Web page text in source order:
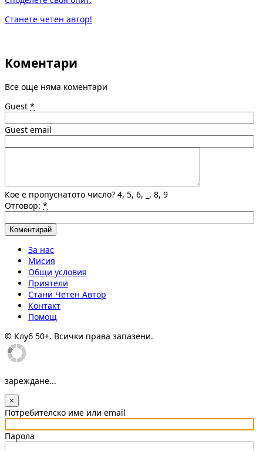
Станете четен автор!
Коментари
Все още няма коментари
Guest *
Guest email
Кое е пропуснатото число? 4, 5, 6, _, 8, 9
Отговор: *
За нас
Мисия
Общи условия
Приятели
Стани Четен Автор
Контакт
Помощ
© Клуб 50+. Всички права запазени.
зареждане...
×
Потребителско име или email
Парола